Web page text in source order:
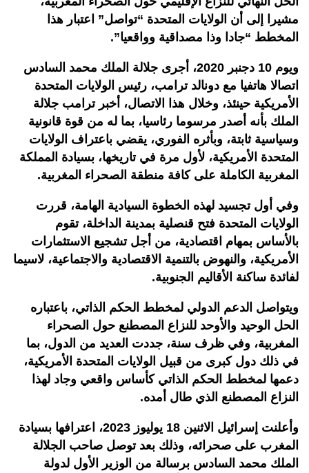
مشيرا إلى أن الولايات المتحدة “تواصل” اعتبار هذا
المخطط “جادا وذا مصداقية وواقعيا”.
ويوم 10 دجنبر 2020، أجرى جلالة الملك محمد السادس
اتصالا هاتفيا مع دونالد ترامب، رئيس الولايات المتحدة
الأمريكية حينئذ، وخلال هذا الاتصال، أخبر ترامب جلالة
الملك بأنه أصدر مرسوما رئاسيا، بما له من قوة قانونية
وسياسية ثابتة، وبأثره الفوري، يقضي باعتراف الولايات
المتحدة الأمريكية، لأول مرة في تاريخها، بسيادة المملكة
المغربية الكاملة على كافة منطقة الصحراء المغربية.
وفي أول تجسيد لهذه الخطوة السيادية الهامة، قررت
الولايات المتحدة فتح قنصلية بمدينة الداخلة، تقوم
بالأساس بمهام اقتصادية، من أجل تشجيع الاستثمارات
الأمريكية، والنهوض بالتنمية الاقتصادية والاجتماعية، لاسيما
لفائدة ساكنة الأقاليم الجنوبية.
ويتواصل الدعم الدولي لمخطط الحكم الذاتي، باعتباره
الحل الوحيد والأوحد للنزاع المصطنع حول الصحراء
المغربية، وفي ظرف سنة، جددت العديد من الدول، بما
في ذلك دول كبرى من قبيل الولايات المتحدة الأمريكية،
دعمها لمخطط الحكم الذاتي كأساس واقعي وجاد لهذا
النزاع المصطنع الذي طال أمده.
وأعلنت إسرائيل الاثنين 18 يوليوز 2023، اعترافها بسيادة
المغرب على صحرائه، وذلك بعد توصل صاحب الجلالة
الملك محمد السادس برسالة من الوزير الأول لدولة